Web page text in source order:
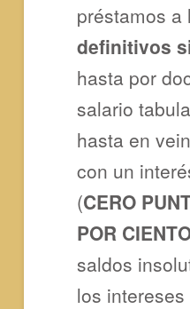
préstamos a
definitivos
hasta por
salario
hasta en
con un
(CERO
POR
saldos
los